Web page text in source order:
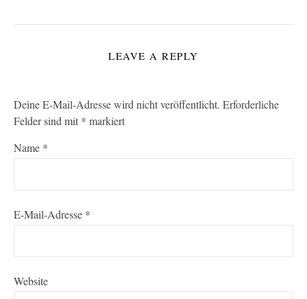
LEAVE A REPLY
Deine E-Mail-Adresse wird nicht veröffentlicht. Erforderliche
Felder sind mit * markiert
Name *
E-Mail-Adresse *
Website